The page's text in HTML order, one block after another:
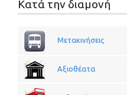
Κατά την διαμονή
Μετακινήσεις
Αξιοθέατα